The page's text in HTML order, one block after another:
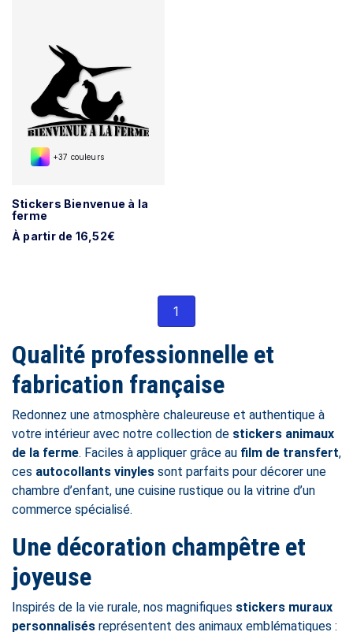
+37 couleurs
Stickers Bienvenue à la
ferme
À partir de 16,52€
1
Qualité professionnelle et
fabrication française
Redonnez une atmosphère chaleureuse et authentique à
votre intérieur avec notre collection de stickers animaux
de la ferme. Faciles à appliquer grâce au film de transfert,
ces autocollants vinyles sont parfaits pour décorer une
chambre d’enfant, une cuisine rustique ou la vitrine d’un
commerce spécialisé.
Une décoration champêtre et
joyeuse
Inspirés de la vie rurale, nos magnifiques stickers muraux
personnalisés représentent des animaux emblématiques :